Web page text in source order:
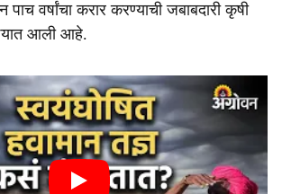
वर्षांचा करार करण्याची जबाबदारी कृषी
आली आहे.